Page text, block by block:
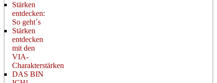
Stärken
entdecken:
So geht´s
Stärken
entdecken
mit den
VIA-
Charakterstärken
DAS BIN